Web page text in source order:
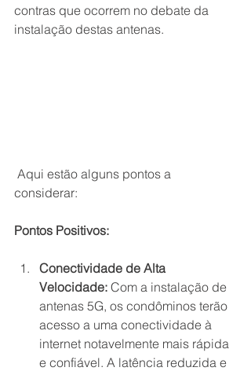
contras que ocorrem no debate da
instalação destas antenas.
considerar:
Pontos Positivos:
Conectividade de Alta
Velocidade: Com a instalação de
antenas 5G, os condôminos terão
acesso a uma conectividade à
internet notavelmente mais rápida
e confiável. A latência reduzida e